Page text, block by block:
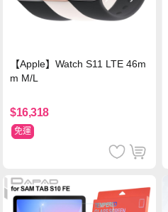
【Apple】Watch S11 LTE 46m
m M/L
$16,318
免運